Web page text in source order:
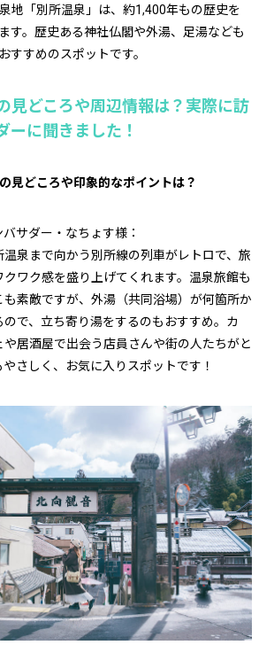
地「別所温泉」は、約1,400年もの歴史を
す。歴史ある神社仏閣や外湯、足湯なども
すすめのスポットです。
見どころや周辺情報は？実際に訪
ーに聞きました！
どころや印象的なポイントは？
バサダー・なちょす様：
温泉まで向かう別所線の列車がレトロで、旅
クワク感を盛り上げてくれます。温泉旅館も
も素敵ですが、外湯（共同浴場）が何箇所か
ので、立ち寄り湯をするのもおすすめ。カ
や居酒屋で出会う店員さんや街の人たちがと
やさしく、お気に入りスポットです！